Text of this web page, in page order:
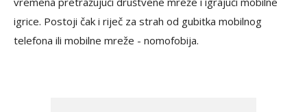
igrice. Postoji čak i riječ za strah od gubitka mobilnog
telefona ili mobilne mreže - nomofobija.